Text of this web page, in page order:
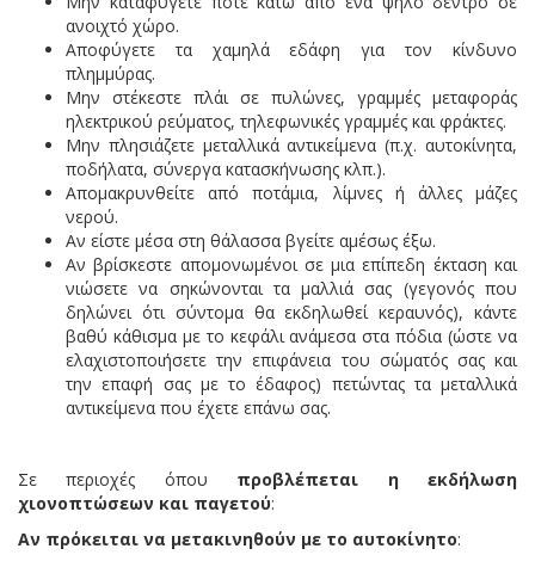
ανοιχτό χώρο.
Αποφύγετε τα χαμηλά εδάφη για τον κίνδυνο
πλημμύρας.
Μην στέκεστε πλάι σε πυλώνες, γραμμές μεταφοράς
ηλεκτρικού ρεύματος, τηλεφωνικές γραμμές και φράκτες.
Μην πλησιάζετε μεταλλικά αντικείμενα (π.χ. αυτοκίνητα,
ποδήλατα, σύνεργα κατασκήνωσης κλπ.).
Απομακρυνθείτε από ποτάμια, λίμνες ή άλλες μάζες
νερού.
Αν είστε μέσα στη θάλασσα βγείτε αμέσως έξω.
Αν βρίσκεστε απομονωμένοι σε μια επίπεδη έκταση και
νιώσετε να σηκώνονται τα μαλλιά σας (γεγονός που
δηλώνει ότι σύντομα θα εκδηλωθεί κεραυνός), κάντε
βαθύ κάθισμα με το κεφάλι ανάμεσα στα πόδια (ώστε να
ελαχιστοποιήσετε την επιφάνεια του σώματός σας και
την επαφή σας με το έδαφος) πετώντας τα μεταλλικά
αντικείμενα που έχετε επάνω σας.
Σε περιοχές όπου προβλέπεται η εκδήλωση
χιονοπτώσεων και παγετού:
Αν πρόκειται να μετακινηθούν με το αυτοκίνητο: